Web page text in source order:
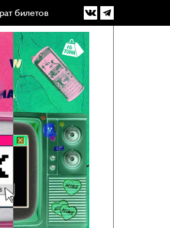
билетов